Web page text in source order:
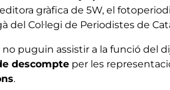
gràfica de 5W, el
del Col·legi de Periodistes de
no puguin assistir a la funció del
descompte per les
.